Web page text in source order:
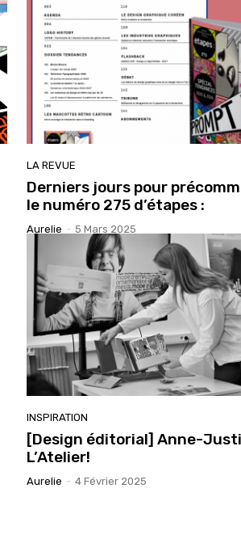
LA REVUE
Derniers jours pour
le numéro 275 d’étapes :
Aurelie - 5 Mars 2025
INSPIRATION
[Design éditorial] Anne-
L’Atelier!
Aurelie - 4 Février 2025